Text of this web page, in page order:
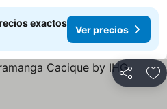
exactos
Ver precios
Compartir